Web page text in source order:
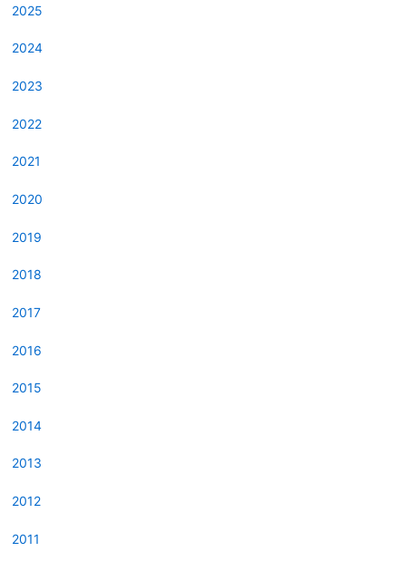
2025
2024
2023
2022
2021
2020
2019
2018
2017
2016
2015
2014
2013
2012
2011